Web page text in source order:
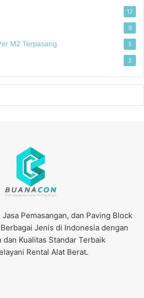
12
9
M2 Terpasang 5
2
Pemasangan, dan Paving Block
Jenis di Indonesia dengan
dan Kualitas Standar Terbaik
Rental Alat Berat.